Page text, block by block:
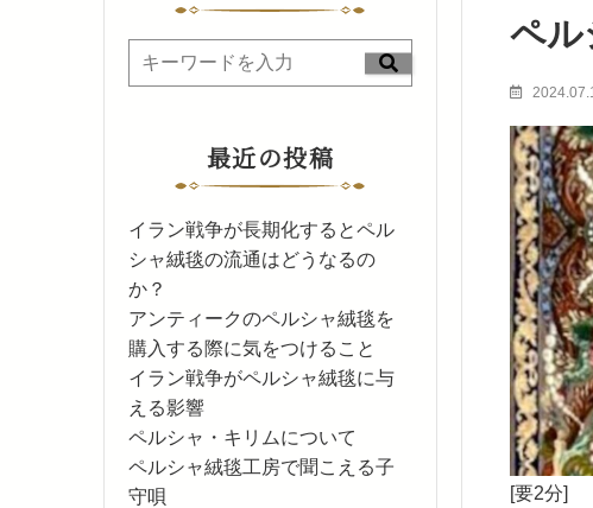
ペル
[要2分]
最近の投稿
イラン戦争が長期化するとペル
シャ絨毯の流通はどうなるの
か？
アンティークのペルシャ絨毯を
購入する際に気をつけること
イラン戦争がペルシャ絨毯に与
える影響
ペルシャ・キリムについて
ペルシャ絨毯工房で聞こえる子
守唄